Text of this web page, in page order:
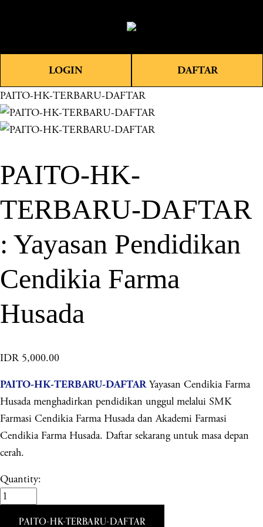
e
u
LOGIN DAFTAR
PAITO-HK-TERBARU-DAFTAR
PAITO-HK-
TERBARU-DAFTAR
: Yayasan Pendidikan
Cendikia Farma
Husada
IDR 5,000.00
PAITO-HK-TERBARU-DAFTARYayasan Cendikia Farma
Husada menghadirkan pendidikan unggul melalui SMK
Farmasi Cendikia Farma Husada dan Akademi Farmasi
Cendikia Farma Husada. Daftar sekarang untuk masa depan
cerah.
Quantity:
PAITO-HK-TERBARU-DAFTAR